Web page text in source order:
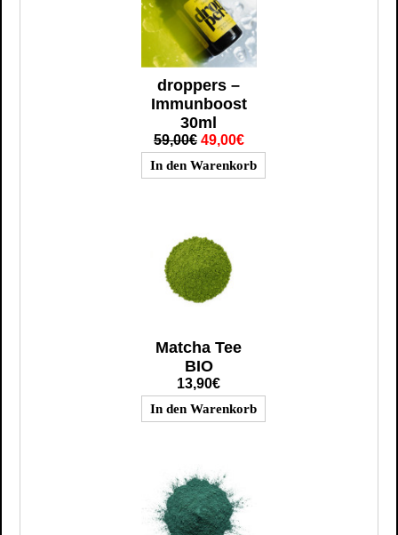
droppers –
Immunboost
30ml
59,00€ 49,00€
Matcha Tee
BIO
13,90€